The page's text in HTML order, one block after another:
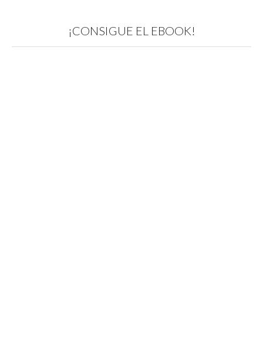
¡CONSIGUE EL EBOOK!